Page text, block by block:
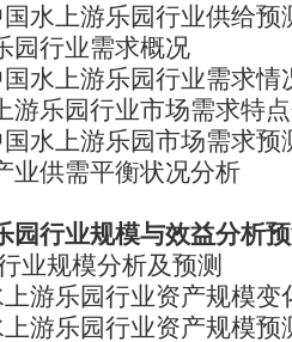
水上游乐园行业供给预
园行业需求概况
水上游乐园行业需求情
游乐园行业市场需求特
水上游乐园市场需求预
业供需平衡状况分析
园行业规模与效益分析
业规模分析及预测
游乐园行业资产规模变
游乐园行业资产规模预